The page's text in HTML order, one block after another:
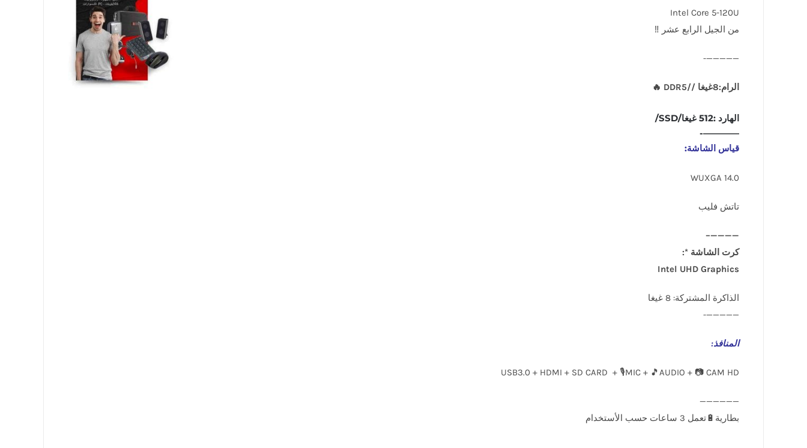
Intel Core 5-120U
من الجيل الرابع عشر ‼
—————-
الرام:8غيغا //DDR5 🔥
الهارد :512 غيغا/SSD/
————-
قياس الشاشة:
14.0 WUXGA
تاتش فليب
————–
كرت الشاشة *:
Intel UHD Graphics
الذاكرة المشتركة: 8 غيغا
—————-
المنافذ:
USB3.0 + HDMI + SD CARD + 🎙️MIC + 🎵AUDIO + 📷 CAM HD